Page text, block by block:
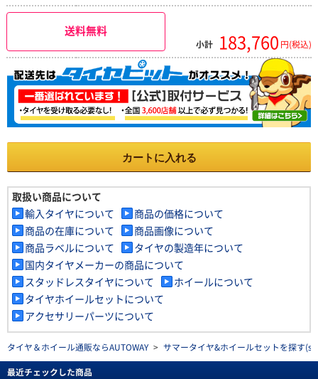
送料無料
小計 183,760 円(税込)
カートに入れる
取扱い商品について
輸入タイヤについて
商品の価格について
商品の在庫について
商品画像について
商品ラベルについて
タイヤの製造年について
国内タイヤメーカーの商品について
スタッドレスタイヤについて
ホイールについて
タイヤホイールセットについて
アクセサリーパーツについて
タイヤ＆ホイール通販ならAUTOWAY > サマータイヤ&ホイールセットを探す
最近チェックした商品